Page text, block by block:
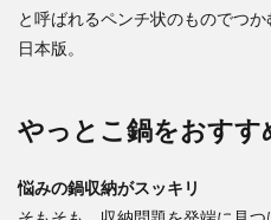
と呼ばれるペンチ状のものでつか
日本版。
やっとこ鍋をおすす
悩みの鍋収納がスッキリ